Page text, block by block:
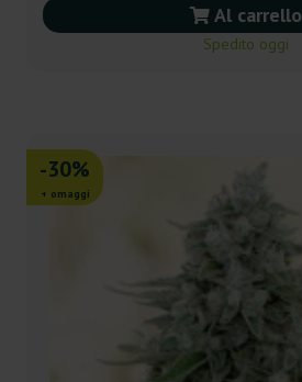
Al carrello
Spedito oggi
-30%
+ omaggi